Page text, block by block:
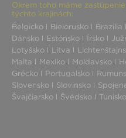
Okrem toho máme
týchto krajinách:
Belgicko
Bielorusko Brazília
Dánsko
Estónsko Írsko
Lotyšsko
Litva
Malta
Mexiko Moldavsko
Grécko
Portugalsko
Slovensko
Slovinsko
Švajčiarsko
Švédsko Tunisko